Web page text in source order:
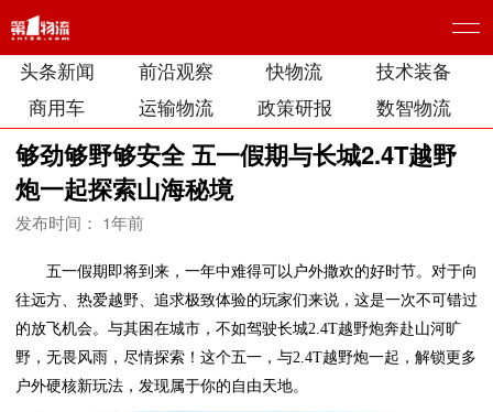
头条新闻 前沿观察 快物流
技术装备
商用车
运输物流 政策研报 数智物流
够劲够野够安全 五一假期与长城2.4T越野
炮一起探索山海秘境
发布时间： 1年前
五一假期即将到来，一年中难得可以户外撒欢的好时节。对于向
往远方、热爱越野、追求极致体验的玩家们来说，这是一次不可错过
的放飞机会。与其困在城市，不如驾驶长城2.4T越野炮奔赴山河旷
野，无畏风雨，尽情探索！这个五一，与2.4T越野炮一起，解锁更多
户外硬核新玩法，发现属于你的自由天地。